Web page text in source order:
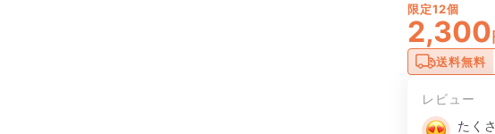
限定12個
2,300
送料無料
レビュー
たく